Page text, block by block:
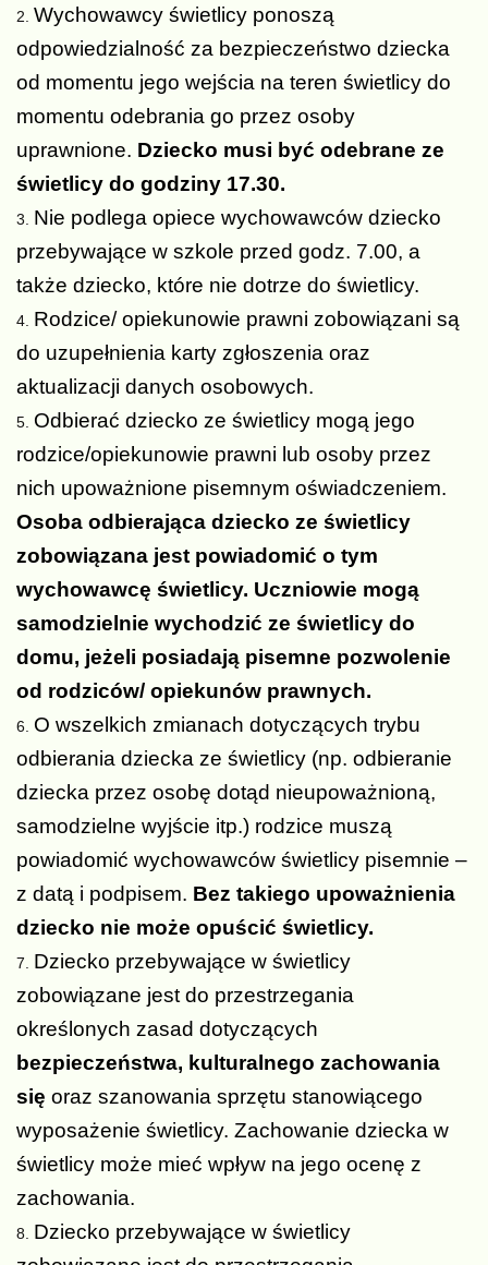
Wychowawcy świetlicy ponoszą
odpowiedzialność za bezpieczeństwo dziecka
od momentu jego wejścia na teren świetlicy do
momentu odebrania go przez osoby
uprawnione. Dziecko musi być odebrane ze
świetlicy do godziny 17.30.
Nie podlega opiece wychowawców dziecko
przebywające w szkole przed godz. 7.00, a
także dziecko, które nie dotrze do świetlicy.
Rodzice/ opiekunowie prawni zobowiązani są
do uzupełnienia karty zgłoszenia oraz
aktualizacji danych osobowych.
Odbierać dziecko ze świetlicy mogą jego
rodzice/opiekunowie prawni lub osoby przez
nich upoważnione pisemnym oświadczeniem.
Osoba odbierająca dziecko ze świetlicy
zobowiązana jest powiadomić o tym
wychowawcę świetlicy. Uczniowie mogą
samodzielnie wychodzić ze świetlicy do
domu, jeżeli posiadają pisemne pozwolenie
od rodziców/ opiekunów prawnych.
O wszelkich zmianach dotyczących trybu
odbierania dziecka ze świetlicy (np. odbieranie
dziecka przez osobę dotąd nieupoważnioną,
samodzielne wyjście itp.) rodzice muszą
powiadomić wychowawców świetlicy pisemnie –
z datą i podpisem. Bez takiego upoważnienia
dziecko nie może opuścić świetlicy.
Dziecko przebywające w świetlicy
zobowiązane jest do przestrzegania
określonych zasad dotyczących
bezpieczeństwa, kulturalnego zachowania
się oraz szanowania sprzętu stanowiącego
wyposażenie świetlicy. Zachowanie dziecka w
świetlicy może mieć wpływ na jego ocenę z
zachowania.
Dziecko przebywające w świetlicy